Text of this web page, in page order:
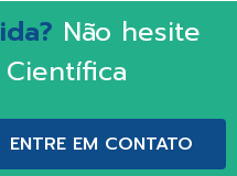
Não hesite
ENTRE EM CONTATO